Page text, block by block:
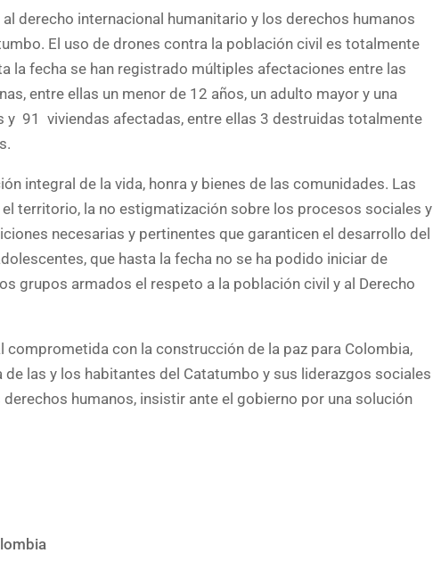
derecho internacional humanitario y los derechos humanos
El uso de drones contra la población civil es totalmente
la fecha se han registrado múltiples afectaciones entre las
entre ellas un menor de 12 años, un adulto mayor y una
y 91 viviendas afectadas, entre ellas 3 destruidas totalmente
integral de la vida, honra y bienes de las comunidades. Las
territorio, la no estigmatización sobre los procesos sociales y
necesarias y pertinentes que garanticen el desarrollo del
que hasta la fecha no se ha podido iniciar de
grupos armados el respeto a la población civil y al Derecho
con la construcción de la paz para Colombia,
las y los habitantes del Catatumbo y sus liderazgos sociales
humanos, insistir ante el gobierno por una solución